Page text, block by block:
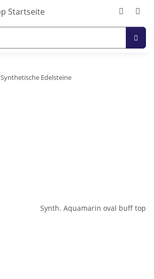
Synthetische Edelsteine